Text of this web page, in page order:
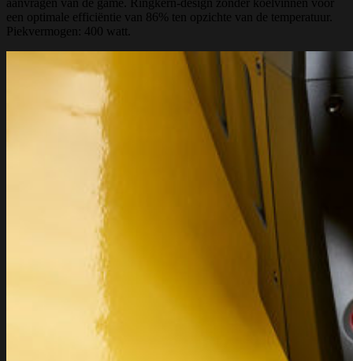
een optimale efficiëntie van 86% ten opzichte van de temperatuur.
Piekvermogen: 400 watt.